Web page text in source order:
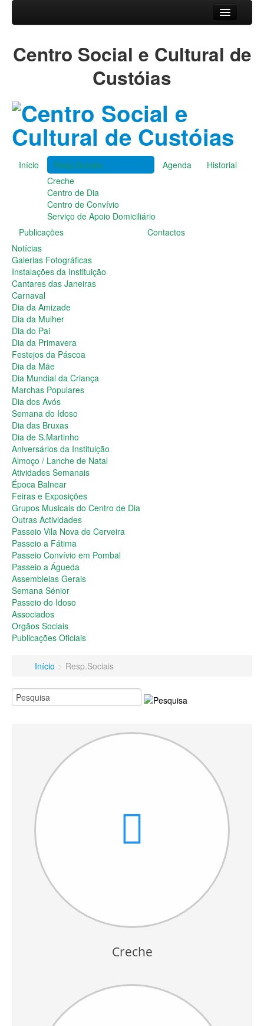
Resp.Sociais
Serviço de Apoio Domiciliário
Agenda
Historial
Publicações
Notícias
Galerias Fotográficas
Instalações da Instituição
Cantares das Janeiras
Dia da Amizade
Dia da Mulher
Dia do Pai
Dia da Primavera
Festejos da Páscoa
Dia da Mãe
Dia Mundial da Criança
Marchas Populares
Dia dos Avós
Semana do Idoso
Dia das Bruxas
Dia de S.Martinho
Aniversários da Instituição
Almoço / Lanche de Natal
Atividades Semanais
Época Balnear
Feiras e Exposições
Grupos Musicais do Centro de Dia
Outras Actividades
Passeio Vila Nova de Cerveira
Passeio a Fátima
Passeio Convívio em Pombal
Passeio a Águeda
Assembleias Gerais
Semana Sénior
Passeio do Idoso
Associados
Orgãos Sociais
Publicações Oficiais
Contactos
Centro Social e Cultural de
Custóias
Início
Resp.Sociais
Creche
Centro de Dia
Centro de Convívio
Serviço de Apoio Domiciliário
Agenda Historial
Publicações
Notícias
Galerias Fotográficas
Instalações da Instituição
Cantares das Janeiras
Carnaval
Dia da Amizade
Dia da Mulher
Dia do Pai
Dia da Primavera
Festejos da Páscoa
Dia da Mãe
Dia Mundial da Criança
Marchas Populares
Dia dos Avós
Semana do Idoso
Dia das Bruxas
Dia de S.Martinho
Aniversários da Instituição
Almoço / Lanche de Natal
Atividades Semanais
Época Balnear
Feiras e Exposições
Grupos Musicais do Centro de Dia
Outras Actividades
Passeio Vila Nova de Cerveira
Passeio a Fátima
Passeio Convívio em Pombal
Passeio a Águeda
Assembleias Gerais
Semana Sénior
Passeio do Idoso
Associados
Orgãos Sociais
Publicações Oficiais
Contactos
Início > Resp.Sociais
Creche